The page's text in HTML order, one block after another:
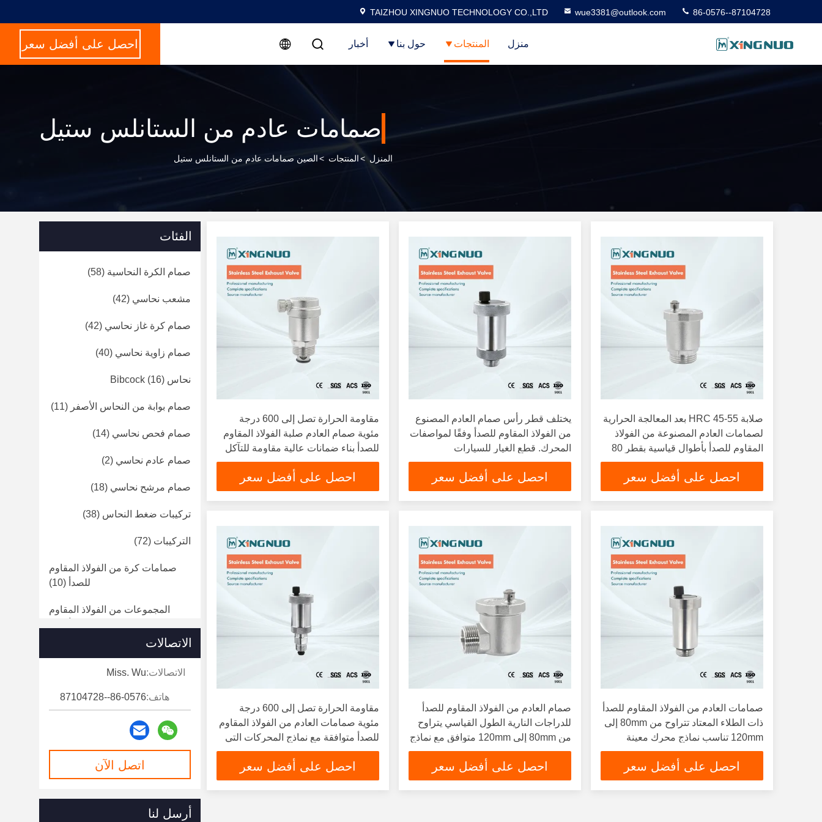
TAIZHOU XINGNUO TECHNOLOGY CO.,LTD wue3381@outlook.com 86-0576--87104728
منزل المنتجات حول بنا أخبار احصل على أفضل سعر
صمامات عادم من الستانلس ستيل
المنزل >المنتجات >الصين صمامات عادم من الستانلس ستيل
صلابة HRC 45-55 بعد المعالجة الحرارية
لصمامات العادم المصنوعة من الفولاذ
المقاوم للصدأ بأطوال قياسية بقطر 80
مم إلى 120 مم بأحجام مختلفة
احصل على أفضل سعر
يختلف قطر رأس صمام العادم المصنوع
من الفولاذ المقاوم للصدأ وفقًا لمواصفات
المحرك. قطع الغيار للسيارات
والمحركات الصناعية
احصل على أفضل سعر
مقاومة الحرارة تصل إلى 600 درجة
مئوية صمام العادم صلبة الفولاذ المقاوم
للصدأ بناء ضمانات عالية مقاومة للتآكل
والعمل
احصل على أفضل سعر
صمامات العادم من الفولاذ المقاوم للصدأ
ذات الطلاء المعتاد تتراوح من 80mm إلى
120mm تناسب نماذج محرك معينة
حسب
احصل على أفضل سعر
صمام العادم من الفولاذ المقاوم للصدأ
للدراجات النارية الطول القياسي يتراوح
من 80mm إلى 120mm متوافق مع نماذج
مختلفة للمحرك
احصل على أفضل سعر
مقاومة الحرارة تصل إلى 600 درجة
مئوية صمامات العادم من الفولاذ المقاوم
للصدأ متوافقة مع نماذج المحركات التي
تتميز بعرض رأس مختلف
احصل على أفضل سعر
الفئات
صمام الكرة النحاسية (58)
مشعب نحاسي (42)
صمام كرة غاز نحاسي (42)
صمام زاوية نحاسي (40)
نحاس Bibcock (16)
صمام بوابة من النحاس الأصفر (11)
صمام فحص نحاسي (14)
صمام عادم نحاسي (2)
صمام مرشح نحاسي (18)
تركيبات ضغط النحاس (38)
التركيبات (72)
صمامات كرة من الفولاذ المقاوم
للصدأ (10)
المجموعات من الفولاذ المقاوم
تجهيزات الفولاذ المقاوم للصدأ
أدوات التحقق من الفولاذ المقاوم
للصدأ(3)
صمامات عادم من الستانلس ستيل
الاتصالات
الاتصالات:Miss. Wu
هاتف:86-0576--87104728
اتصل الآن
أرسل لنا